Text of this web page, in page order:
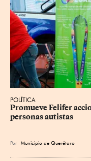
POLÍTICA
Promueve Felifer
personas autistas
Por Municipio de Querétaro